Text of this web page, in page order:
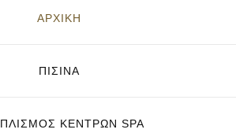
ΑΡΧΙΚΗ
ΠΙΣΙΝΑ
ΚΈΝΤΡΩΝ SPA